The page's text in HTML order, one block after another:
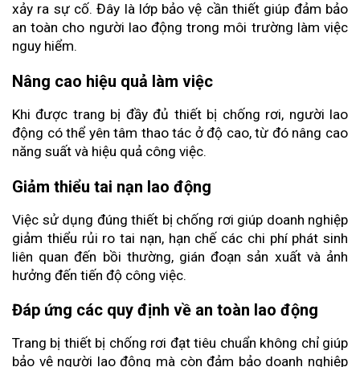
xảy ra sự cố. Đây là lớp bảo vệ cần thiết giúp đảm bảo
an toàn cho người lao động trong môi trường làm việc
nguy hiểm.
Nâng cao hiệu quả làm việc
Khi được trang bị đầy đủ thiết bị chống rơi, người lao
động có thể yên tâm thao tác ở độ cao, từ đó nâng cao
năng suất và hiệu quả công việc.
Giảm thiểu tai nạn lao động
Việc sử dụng đúng thiết bị chống rơi giúp doanh nghiệp
giảm thiểu rủi ro tai nạn, hạn chế các chi phí phát sinh
liên quan đến bồi thường, gián đoạn sản xuất và ảnh
hưởng đến tiến độ công việc.
Đáp ứng các quy định về an toàn lao động
Trang bị thiết bị chống rơi đạt tiêu chuẩn không chỉ giúp
bảo vệ người lao động mà còn đảm bảo doanh nghiệp